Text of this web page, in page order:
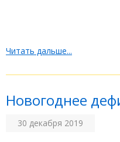
Читать дальше...
Новогоднее
30 декабря 2019